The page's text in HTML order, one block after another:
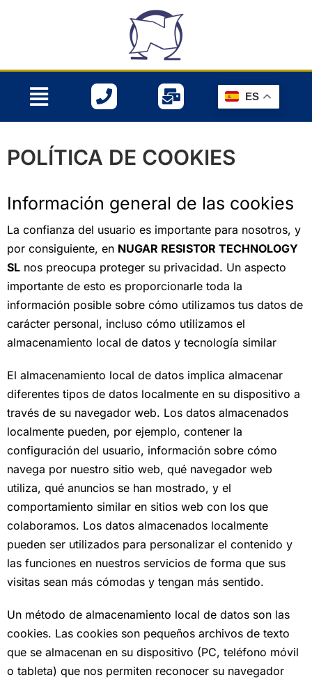
Menú
ES
POLÍTICA DE COOKIES
Información general de las cookies
La confianza del usuario es importante para nosotros, y
por consiguiente, en NUGAR RESISTOR TECHNOLOGY
SL nos preocupa proteger su privacidad. Un aspecto
importante de esto es proporcionarle toda la
información posible sobre cómo utilizamos tus datos de
carácter personal, incluso cómo utilizamos el
almacenamiento local de datos y tecnología similar
El almacenamiento local de datos implica almacenar
diferentes tipos de datos localmente en su dispositivo a
través de su navegador web. Los datos almacenados
localmente pueden, por ejemplo, contener la
configuración del usuario, información sobre cómo
navega por nuestro sitio web, qué navegador web
utiliza, qué anuncios se han mostrado, y el
comportamiento similar en sitios web con los que
colaboramos. Los datos almacenados localmente
pueden ser utilizados para personalizar el contenido y
las funciones en nuestros servicios de forma que sus
visitas sean más cómodas y tengan más sentido.
Un método de almacenamiento local de datos son las
cookies. Las cookies son pequeños archivos de texto
que se almacenan en su dispositivo (PC, teléfono móvil
o tableta) que nos permiten reconocer su navegador